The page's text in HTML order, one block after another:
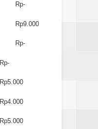
Rp-
Rp9.000
Rp-
Rp-
Rp5.000
Rp4.000
Rp5.000